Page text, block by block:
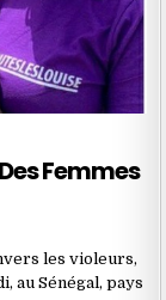
Femmes
les violeurs,
au Sénégal, pays